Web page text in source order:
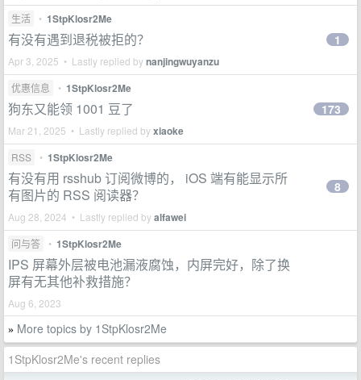
生活 • 1StpKlosr2Me
有没有遇到退税被拒的？
Apr 3, 2025 • Lastly replied bynanjingwuyanzu
1
优惠信息 • 1StpKlosr2Me
狗东又能领 1001 豆了
Mar 21, 2025 • Lastly replied byxiaoke
173
RSS • 1StpKlosr2Me
有没有用 rsshub 订阅微博的， iOS 端有能显示所
有图片的 RSS 阅读器？
Aug 28, 2024 • Lastly replied byalfawei
8
问与答 • 1StpKlosr2Me
IPS 屏幕外层被电池漏液腐蚀，内屏完好，除了换
屏有无其他补救措施？
Aug 6, 2023
» More topics by 1StpKlosr2Me
1StpKlosr2Me's recent replies